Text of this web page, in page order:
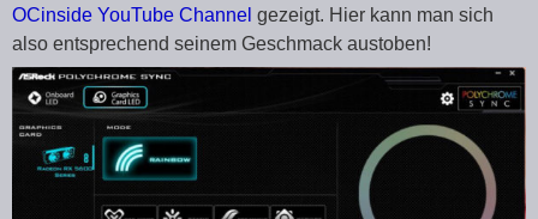
OCinside YouTube Channel gezeigt. Hier kann man sich
also entsprechend seinem Geschmack austoben!